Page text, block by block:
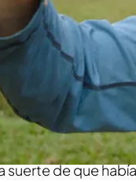
no pierde la
la cobertura y
de ‘Río Salvaje’.
su
su trabajo, y si
se encontraba
suerte de que